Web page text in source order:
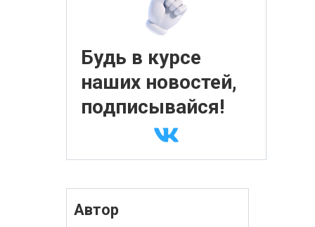
Будь в курсе
наших новостей,
подписывайся!
Автор